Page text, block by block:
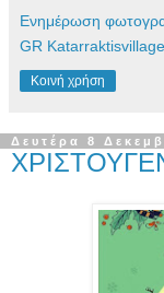
Ενημέρωση
GR
Κοινή χρήση
Δευτέρα 8